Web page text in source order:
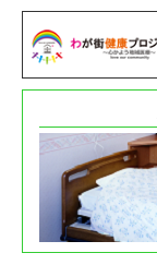
院内講話（介護
常勤リハビリ助
呼吸器患者教室